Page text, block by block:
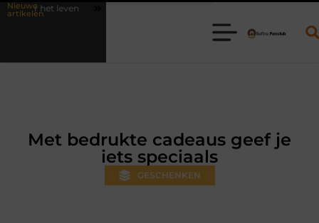
Nieuwe
artikelen
Waarom online vlees bestellen steeds gewoner wordt
Met bedrukte cadeaus geef je
iets speciaals
GESCHENKEN